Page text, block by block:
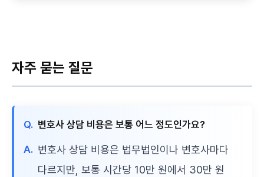
자주 묻는 질문
Q. 변호사 상담 비용은 보통 어느 정도인가요?
A. 변호사 상담 비용은 법무법인이나 변호사마다
다르지만, 보통 시간당 10만 원에서 30만 원